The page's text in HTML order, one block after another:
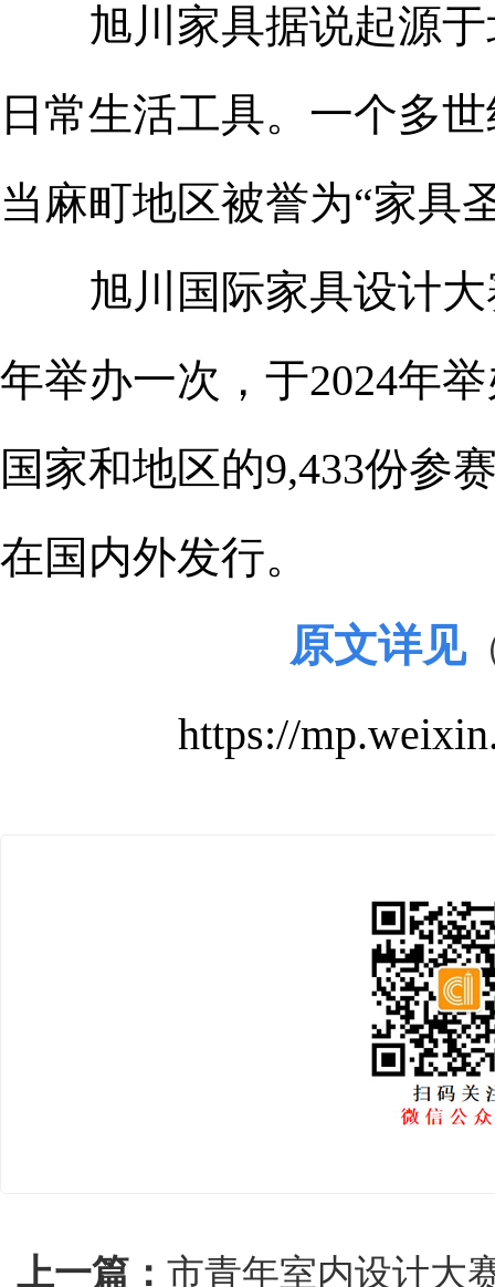
旭川家具据说起源于
日常生活工具。一个多
当麻町地区被誉为“家具
旭川国际家具设计大
年举办一次，于2024年
国家和地区的9,433份参
在国内外发行。
原文详见
https://
上一篇： 市青年室内设计大